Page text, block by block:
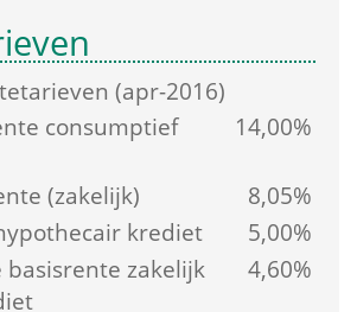
(apr-2016)
consumptief
14,00%
(zakelijk)
8,05%
krediet
5,00%
zakelijk
4,60%